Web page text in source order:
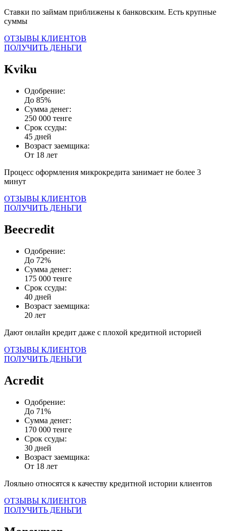
Ставки по займам приближены к банковским. Есть крупные
суммы
ОТЗЫВЫ КЛИЕНТОВ
ПОЛУЧИТЬ ДЕНЬГИ
Kviku
Одобрение:
До 85%
Сумма денег:
250 000 тенге
Срок ссуды:
45 дней
Возраст заемщика:
От 18 лет
Процесс оформления микрокредита занимает не более 3
минут
ОТЗЫВЫ КЛИЕНТОВ
ПОЛУЧИТЬ ДЕНЬГИ
Beecredit
Одобрение:
До 72%
Сумма денег:
175 000 тенге
Срок ссуды:
40 дней
Возраст заемщика:
20 лет
Дают онлайн кредит даже с плохой кредитной историей
ОТЗЫВЫ КЛИЕНТОВ
ПОЛУЧИТЬ ДЕНЬГИ
Acredit
Одобрение:
До 71%
Сумма денег:
170 000 тенге
Срок ссуды:
30 дней
Возраст заемщика:
От 18 лет
Лояльно относятся к качеству кредитной истории клиентов
ОТЗЫВЫ КЛИЕНТОВ
ПОЛУЧИТЬ ДЕНЬГИ